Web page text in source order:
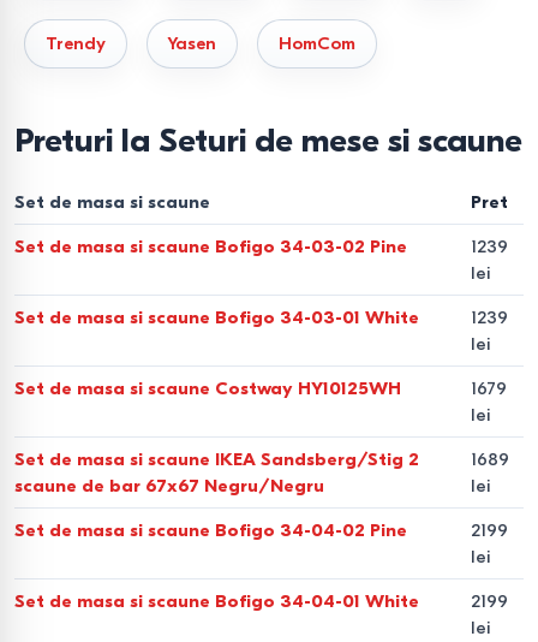
Seturi pentru spații compacte (2 persoane).
pentru bucătării de apartament, cu mese fixe sau pliabile.
Seturi pentru zone de dining (4-6
disponibilă în formate pătrate sau dreptunghiulare.
Seturi extensibile (6-12 persoane).Soluția pentru masa
spațiul în viața de zi cu zi și oferă locuri suplimentare la
Specificații tehnice ale
materialelor
Durabilitatea și mentenanța sunt dictate de materialele
de fabricație:
stabilitate mecanică superioară. Un set de masă și scaune
Trendy Yasen HomCom
Preturi la Seturi de mese si scaune
Set de masa si scaune Pret
Set de masa si scaune Bofigo 34-03-02 Pine
1239
lei
Set de masa si scaune Bofigo 34-03-01 White
1239
lei
Set de masa si scaune Costway HY10125WH
1679
lei
Set de masa si scaune IKEA Sandsberg/Stig 2
scaune de bar 67x67 Negru/Negru
1689
lei
Set de masa si scaune Bofigo 34-04-02 Pine
2199
lei
Set de masa si scaune Bofigo 34-04-01 White
2199
lei